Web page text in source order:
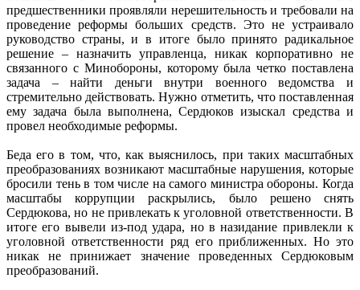
предшественники проявляли нерешительность и требовали на
проведение реформы больших средств. Это не устраивало
руководство страны, и в итоге было принято радикальное
решение – назначить управленца, никак корпоративно не
связанного с Минобороны, которому была четко поставлена
задача – найти деньги внутри военного ведомства и
стремительно действовать. Нужно отметить, что поставленная
ему задача была выполнена, Сердюков изыскал средства и
провел необходимые реформы.
Беда его в том, что, как выяснилось, при таких масштабных
преобразованиях возникают масштабные нарушения, которые
бросили тень в том числе на самого министра обороны. Когда
масштабы коррупции раскрылись, было решено снять
Сердюкова, но не привлекать к уголовной ответственности. В
итоге его вывели из-под удара, но в назидание привлекли к
уголовной ответственности ряд его приближенных. Но это
никак не принижает значение проведенных Сердюковым
преобразований.